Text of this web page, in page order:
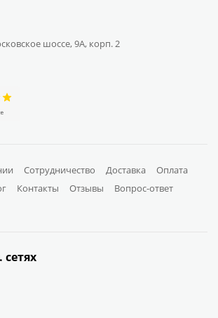
шоссе, 9А, корп. 2
Сотрудничество Доставка
Оплата
Контакты Отзывы
Вопрос-ответ
сетях